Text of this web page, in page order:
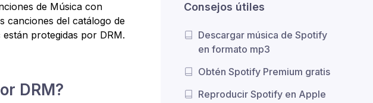
de Música con
canciones del catálogo de
protegidas por DRM.
DRM?
Consejos útiles
Descargar música de Spotify
en formato mp3
Obtén Spotify Premium gratis
Reproducir Spotify en Apple